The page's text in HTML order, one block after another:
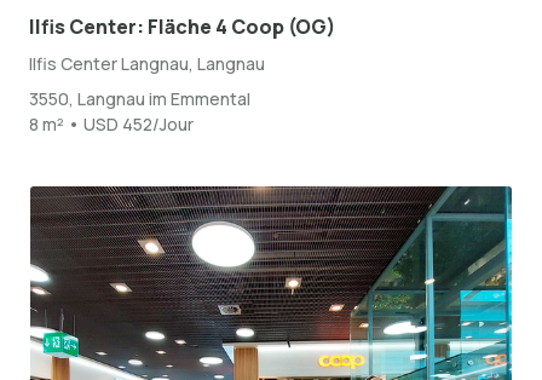
Ilfis Center: Fläche 4 Coop (OG)
Ilfis Center Langnau, Langnau
3550, Langnau im Emmental
8 m² • USD 452/Jour